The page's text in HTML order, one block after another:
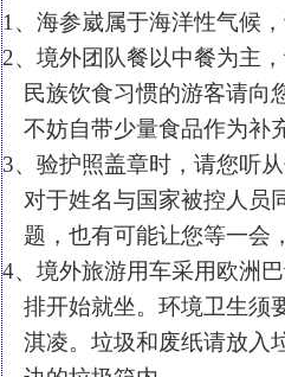
1 、海参崴属于海洋性气候
2、境外团队餐以中餐为主
民族饮食习惯的游客请向
不妨自带少量食品作为补
3、验护照盖章时，请您听
对于姓名与国家被控人员
题，也有可能让您等一会
4、境外旅游用车采用欧洲
排开始就坐。环境卫生须
淇凌。垃圾和废纸请放入